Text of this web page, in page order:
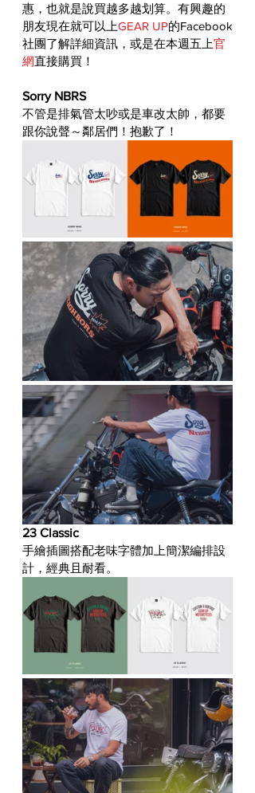
惠，也就是說買越多越划算。有興趣的
朋友現在就可以上GEAR UP的Facebook
社團了解詳細資訊，或是在本週五上官
網直接購買！
Sorry NBRS
不管是排氣管太吵或是車改太帥，都要
跟你說聲～鄰居們！抱歉了！
23 Classic
手繪插圖搭配老味字體加上簡潔編排設
計，經典且耐看。